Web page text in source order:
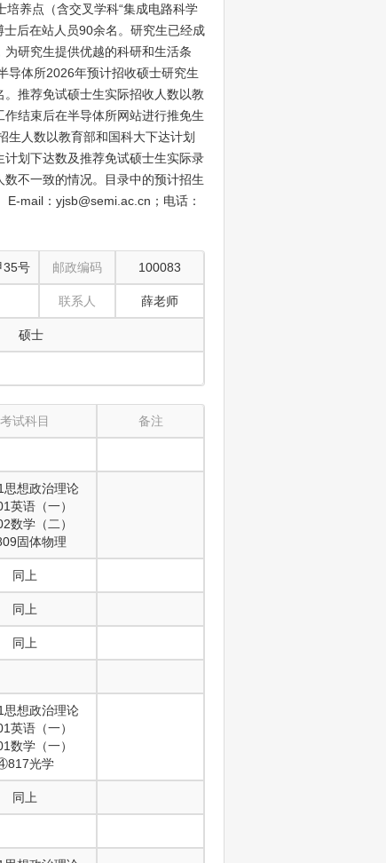
养点（含交叉学科“集成电路科学
后在站人员90余名。研究生已经成
研究生提供优越的科研和生活条
导体所2026年预计招收硕士研究生
推荐免试硕士生实际招收人数以教
结束后在半导体所网站进行推免生
生人数以教育部和国科大下达计划
划下达数及推荐免试硕士生实际录
不一致的情况。目录中的预计招生
mail：yjsb@semi.ac.cn；电话：
35号 邮政编码 100083
联系人 薛老师
硕士
考试科目 备注
想政治理论
英语（一）
数学（二）
固体物理
同上
同上
同上
想政治理论
英语（一）
数学（一）
光学
同上